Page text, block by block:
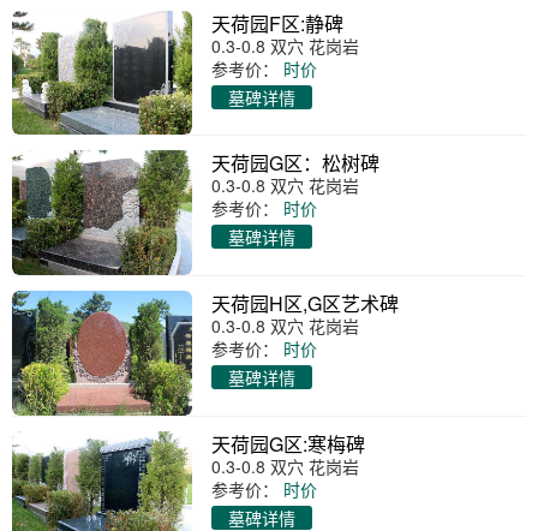
天荷园F区:静碑
0.3-0.8 双穴 花岗岩
参考价：
时价
墓碑详情
天荷园G区：松树碑
0.3-0.8 双穴 花岗岩
参考价：
时价
墓碑详情
天荷园H区,G区艺术碑
0.3-0.8 双穴 花岗岩
参考价：
时价
墓碑详情
天荷园G区:寒梅碑
0.3-0.8 双穴 花岗岩
参考价：
时价
墓碑详情